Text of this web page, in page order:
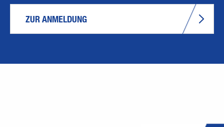
ZUR ANMELDUNG